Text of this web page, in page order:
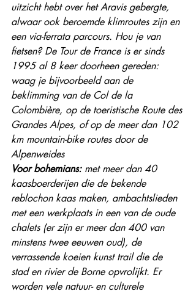
uitzicht hebt over het Aravis gebergte,
alwaar ook beroemde klimroutes zijn en
een via-ferrata parcours. Hou je van
fietsen? De Tour de France is er sinds
1995 al 8 keer doorheen gereden:
waag je bijvoorbeeld aan de
beklimming van de Col de la
Colombière, op de toeristische Route des
Grandes Alpes, of op de meer dan 102
km mountain-bike routes door de
Alpenweides
Voor bohemians: met meer dan 40
kaasboerderijen die de bekende
reblochon kaas maken, ambachtslieden
met een werkplaats in een van de oude
chalets (er zijn er meer dan 400 van
minstens twee eeuwen oud), de
verrassende koeien kunst trail die de
stad en rivier de Borne opvrolijkt. Er
worden vele natuur- en culturele